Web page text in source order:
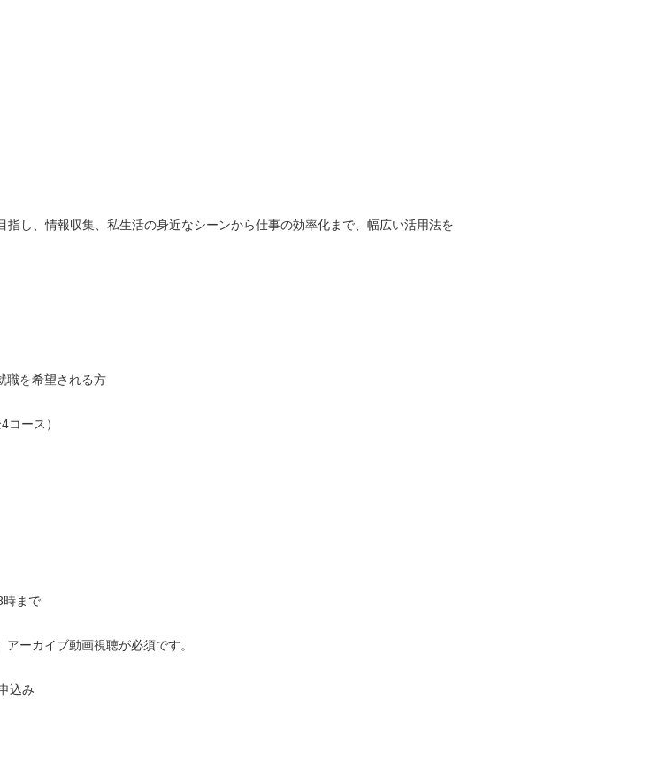
、情報収集、私生活の身近なシーンから仕事の効率化まで、幅広い活用法を
を希望される方
ース）
まで
カイブ動画視聴が必須です。
込み